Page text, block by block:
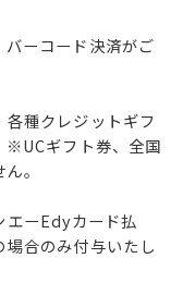
ーコード決済がご
種クレジットギフ
※UCギフト券、全国
。
ーEdyカード払
合のみ付与いたし